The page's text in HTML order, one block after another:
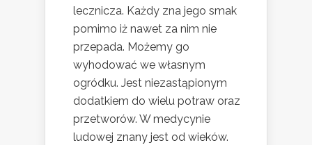
lecznicza. Każdy zna jego smak
pomimo iż nawet za nim nie
przepada. Możemy go
wyhodować we własnym
ogródku. Jest niezastąpionym
dodatkiem do wielu potraw oraz
przetworów. W medycynie
ludowej znany jest od wieków.